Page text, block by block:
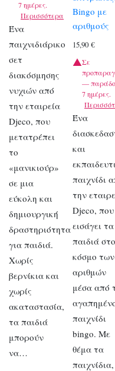
7 ημέρες.
Περισσότερα
Ένα
παιχνιδιάρικο
σετ
διακόσμησης
νυχιών από
την εταιρεία
Djeco, που
μετατρέπει
το
«μανικιούρ»
σε μια
εύκολη και
δημιουργική
δραστηριότητα
για παιδιά.
Χωρίς
βερνίκια και
χωρίς
ακαταστασία,
τα παιδιά
μπορούν
να…
Bingo με
αριθμούς
15,90€
Σε
—
7 ημέρες.
Ένα
και
παιχνίδι
την
Djeco, που
εισάγει τα
παιδιά
κόσμο των
αριθμών
μέσα από
παιχνίδι
bingo. Με
θέμα τα